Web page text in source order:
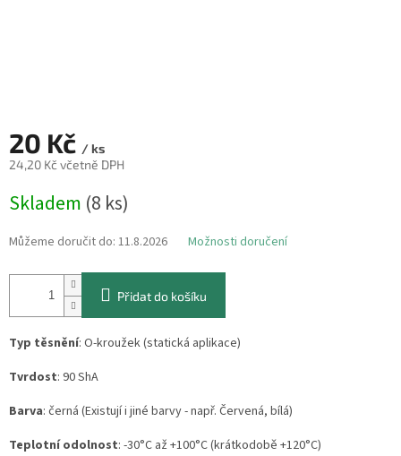
20 Kč / ks
24,20 Kč včetně DPH
cena:
Skladem (8 ks)
Můžeme doručit do: 11.8.2026 Možnosti doručení
Přidat do košíku
Typ těsnění: O-kroužek (statická aplikace)
Tvrdost: 90 ShA
Barva: černá (Existují i jiné barvy - např. Červená, bílá)
Teplotní odolnost: -30°C až +100°C (krátkodobě +120°C)